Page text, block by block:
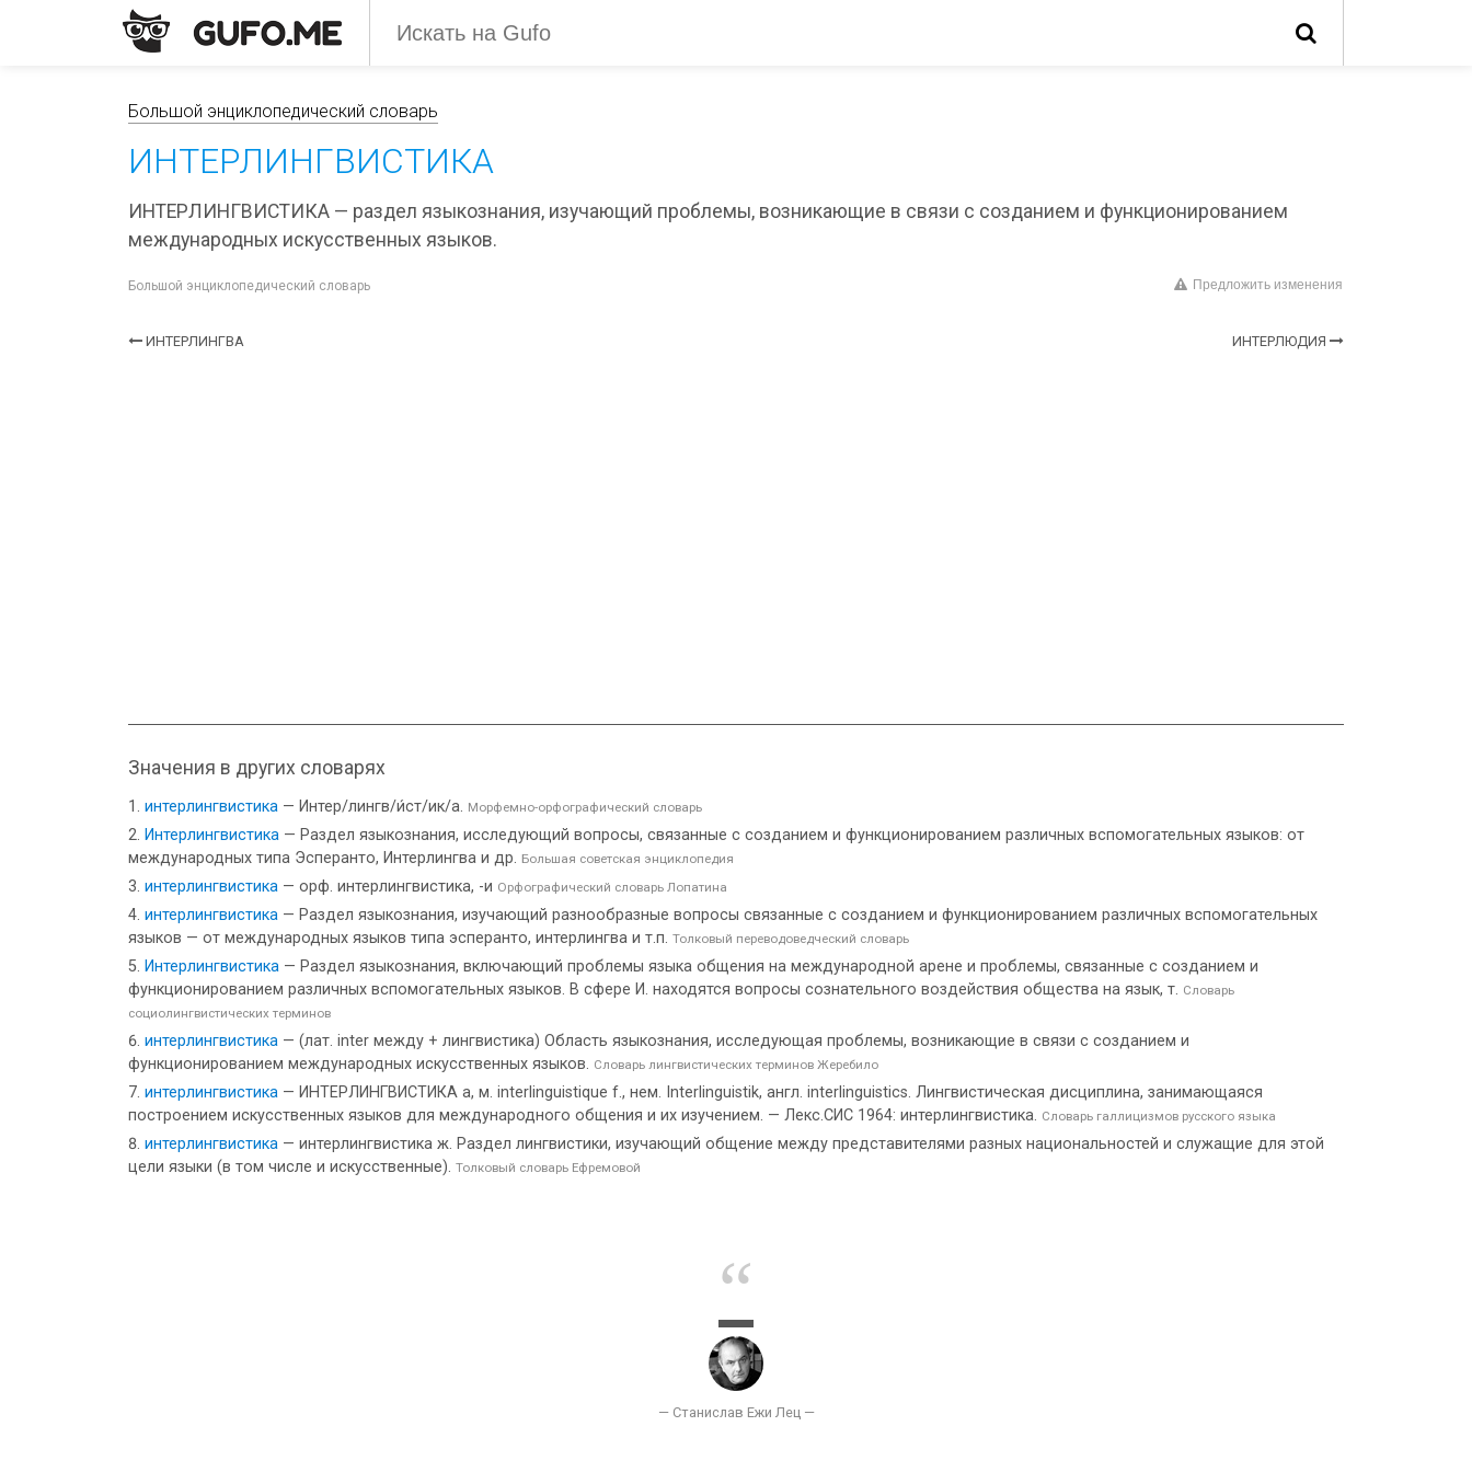
Большой энциклопедический словарь
ИНТЕРЛИНГВИСТИКА
ИНТЕРЛИНГВИСТИКА — раздел языкознания, изучающий проблемы, возникающие в связи с созданием и функционированием
международных искусственных языков.
Большой энциклопедический словарь Предложить изменения
ИНТЕРЛИНГВА ИНТЕРЛЮДИЯ
Значения в других словарях
интерлингвистика — Интер/лингв/и́ст/ик/а. Морфемно-орфографический словарь
Интерлингвистика — Раздел языкознания, исследующий вопросы, связанные с созданием и функционированием различных вспомогательных языков: от
международных типа Эсперанто, Интерлингва и др. Большая советская энциклопедия
интерлингвистика — орф. интерлингвистика, -и Орфографический словарь Лопатина
интерлингвистика — Раздел языкознания, изучающий разнообразные вопросы связанные с созданием и функционированием различных вспомогательных
языков — от международных языков типа эсперанто, интерлингва и т.п. Толковый переводоведческий словарь
Интерлингвистика — Раздел языкознания, включающий проблемы языка общения на международной арене и проблемы, связанные с созданием и
функционированием различных вспомогательных языков. В сфере И. находятся вопросы сознательного воздействия общества на язык, т. Словарь
социолингвистических терминов
интерлингвистика — (лат. inter между + лингвистика) Область языкознания, исследующая проблемы, возникающие в связи с созданием и
функционированием международных искусственных языков. Словарь лингвистических терминов Жеребило
интерлингвистика — ИНТЕРЛИНГВИСТИКА а, м. interlinguistique f., нем. Interlinguistik, англ. interlinguistics. Лингвистическая дисциплина, занимающаяся
построением искусственных языков для международного общения и их изучением. — Лекс.СИС 1964: интерлингвистика. Словарь галлицизмов русского языка
интерлингвистика — интерлингвистика ж. Раздел лингвистики, изучающий общение между представителями разных национальностей и служащие для этой
цели языки (в том числе и искусственные). Толковый словарь Ефремовой